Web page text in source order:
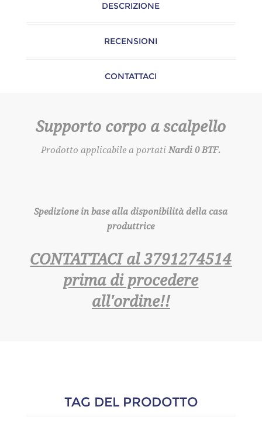
DESCRIZIONE
RECENSIONI
CONTATTACI
Supporto corpo a scalpello
Prodotto applicabile a portatiNardi 0 BTF.
Spedizione in base alla disponibilità della casa
produttrice
CONTATTACI al 3791274514
prima di procedere
all'ordine!!
TAG DEL PRODOTTO